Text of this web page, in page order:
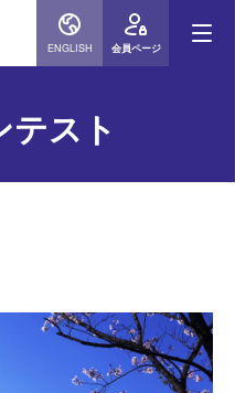
ENGLISH 会員ページ
テスト